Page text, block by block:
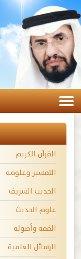
القرآن الكريم
التفسير وعلومه
الحديث الشريف
علوم الحديث
الفقه وأصوله
الرسائل العلمية